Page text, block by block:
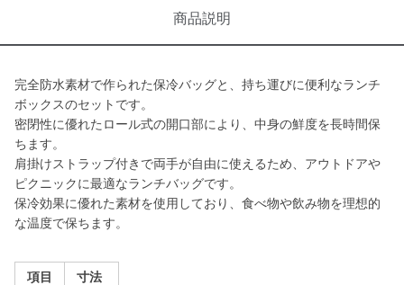
商品説明
完全防水素材で作られた保冷バッグと、持ち運びに便利なランチ
ボックスのセットです。
密閉性に優れたロール式の開口部により、中身の鮮度を長時間保
ちます。
肩掛けストラップ付きで両手が自由に使えるため、アウトドアや
ピクニックに最適なランチバッグです。
保冷効果に優れた素材を使用しており、食べ物や飲み物を理想的
な温度で保ちます。
項目 寸法